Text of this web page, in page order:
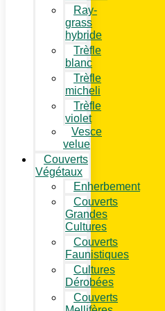
Ray-
grass
hybride
Trèfle
blanc
Trèfle
micheli
Trèfle
violet
Vesce
velue
Couverts
Végétaux
Enherbement
Couverts
Grandes
Cultures
Couverts
Faunistiques
Cultures
Dérobées
Couverts